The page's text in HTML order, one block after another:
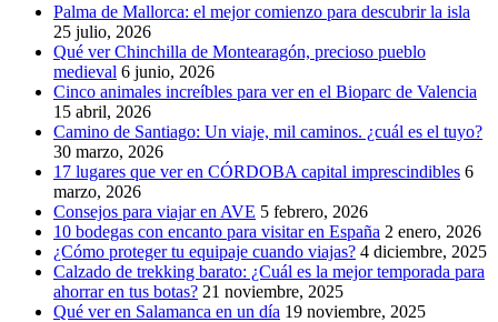
Palma de Mallorca: el mejor comienzo para descubrir la isla
25 julio, 2026
Qué ver Chinchilla de Montearagón, precioso pueblo
medieval 6 junio, 2026
Cinco animales increíbles para ver en el Bioparc de Valencia
15 abril, 2026
Camino de Santiago: Un viaje, mil caminos. ¿cuál es el tuyo?
30 marzo, 2026
17 lugares que ver en CÓRDOBA capital imprescindibles 6
marzo, 2026
Consejos para viajar en AVE 5 febrero, 2026
10 bodegas con encanto para visitar en España 2 enero, 2026
¿Cómo proteger tu equipaje cuando viajas? 4 diciembre, 2025
Calzado de trekking barato: ¿Cuál es la mejor temporada para
ahorrar en tus botas? 21 noviembre, 2025
Qué ver en Salamanca en un día 19 noviembre, 2025